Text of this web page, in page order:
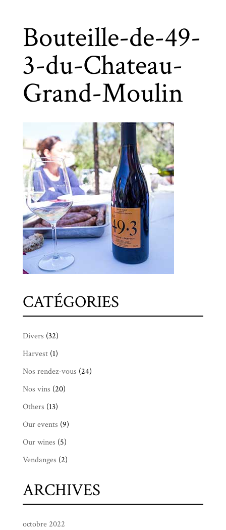
Bouteille-de-49-
3-du-Chateau-
Grand-Moulin
CATÉGORIES
Divers (32)
Harvest(1)
Nos rendez-vous (24)
Nos vins (20)
Others (13)
Our events (9)
Our wines (5)
Vendanges (2)
ARCHIVES
octobre 2022